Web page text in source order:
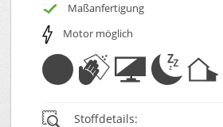
Maßanfertigung
Motor möglich
Stoffdetails: